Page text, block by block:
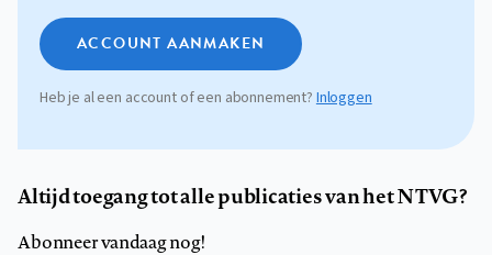
ACCOUNT AANMAKEN
Heb je al een account of een abonnement? Inloggen
Altijd toegang tot alle publicaties van het NTVG?
Abonneer vandaag nog!